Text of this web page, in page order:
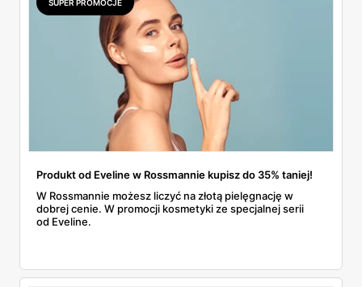
SUPER PROMOCJE
Produkt od Eveline w Rossmannie kupisz do 35% taniej!
W Rossmannie możesz liczyć na złotą pielęgnację w
dobrej cenie. W promocji kosmetyki ze specjalnej serii
od Eveline.